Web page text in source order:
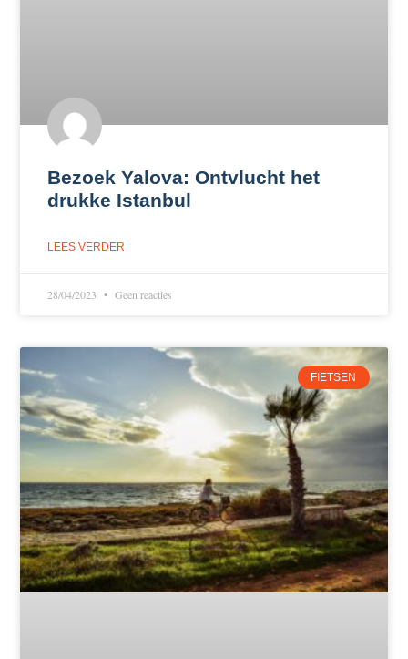
Bezoek Yalova: Ontvlucht het
drukke Istanbul
LEES VERDER
28/04/2023 Geen reacties
FIETSEN